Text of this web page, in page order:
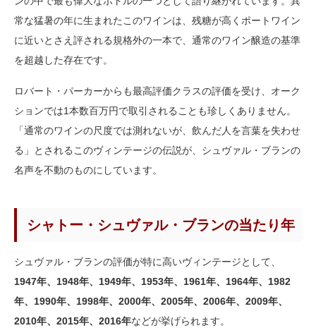
常な猛暑の年に生まれたこのワインは、残糖が高くポートワイン
に近いとさえ評される規格外の一本で、通常のワイン醸造の基準
を超越した存在です。
ロバート・パーカーからも最高評価クラスの評価を受け、オーク
ションでは1本数百万円で取引されることも珍しくありません。
「通常のワインの尺度では測れないが、飲んだ人を言葉を失わせ
る」とされるこのヴィンテージの伝説が、シュヴァル・ブランの
名声を不動のものにしています。
シャトー・シュヴァル・ブランの当たり年
シュヴァル・ブランの評価が特に高いヴィンテージとして、
1947年、1948年、1949年、1953年、1961年、1964年、1982
年、1990年、1998年、2000年、2005年、2006年、2009年、
2010年、2015年、2016年などが挙げられます。